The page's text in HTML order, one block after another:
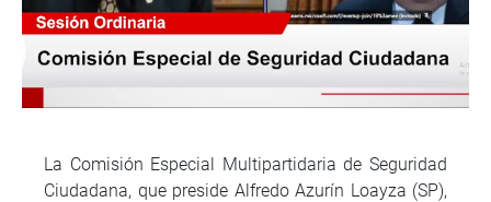
La Comisión Especial Multipartidaria de Seguridad
Ciudadana, que preside Alfredo Azurín Loayza (SP),